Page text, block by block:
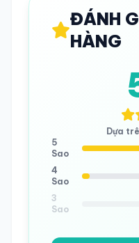
ĐÁNH
HÀNG
Dựa
5
Sao
4
Sao
3
Sao